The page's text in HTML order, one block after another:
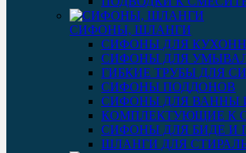
СИФОНЫ, ШЛАНГИ
СИФОНЫ ДЛЯ
СИФОНЫ ДЛЯ
ГИБКИЕ ТРУБЫ ДЛЯ
СИФОНЫ ПОДДОНОВ
СИФОНЫ ДЛЯ ВАННЫ
КОМПЛЕКТУЮЩИЕ К
СИФОНЫ ДЛЯ БИДЕ И
ШЛАНГИ ДЛЯ